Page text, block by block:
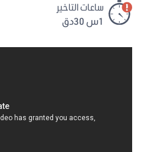
ساعات التاخير
1س 30دق